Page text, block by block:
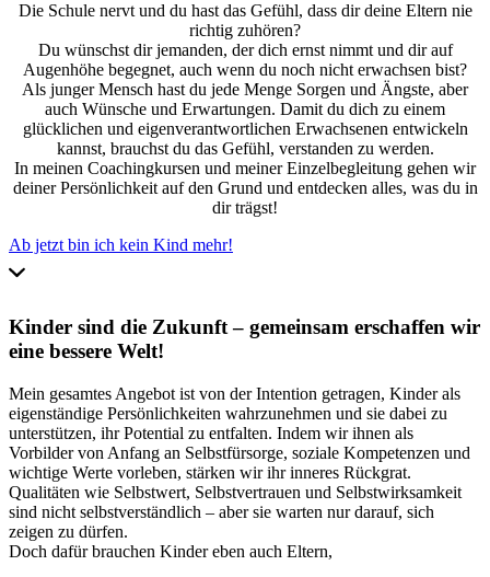
Die Schule nervt und du hast das Gefühl, dass dir deine Eltern nie
richtig zuhören?
Du wünschst dir jemanden, der dich ernst nimmt und dir auf
Augenhöhe begegnet, auch wenn du noch nicht erwachsen bist?
Als junger Mensch hast du jede Menge Sorgen und Ängste, aber
auch Wünsche und Erwartungen. Damit du dich zu einem
glücklichen und eigenverantwortlichen Erwachsenen entwickeln
kannst, brauchst du das Gefühl, verstanden zu werden.
In meinen Coachingkursen und meiner Einzelbegleitung gehen wir
deiner Persönlichkeit auf den Grund und entdecken alles, was du in
dir trägst!
Ab jetzt bin ich kein Kind mehr!
Kinder sind die Zukunft – gemeinsam erschaffen wir
eine bessere Welt!
Mein gesamtes Angebot ist von der Intention getragen, Kinder als
eigenständige Persönlichkeiten wahrzunehmen und sie dabei zu
unterstützen, ihr Potential zu entfalten. Indem wir ihnen als
Vorbilder von Anfang an Selbstfürsorge, soziale Kompetenzen und
wichtige Werte vorleben, stärken wir ihr inneres Rückgrat.
Qualitäten wie Selbstwert, Selbstvertrauen und Selbstwirksamkeit
sind nicht selbstverständlich – aber sie warten nur darauf, sich
zeigen zu dürfen.
Doch dafür brauchen Kinder eben auch Eltern,